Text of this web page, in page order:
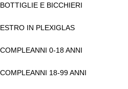
BOTTIGLIE E BICCHIERI
ESTRO IN PLEXIGLAS
COMPLEANNI 0-18 ANNI
COMPLEANNI 18-99 ANNI